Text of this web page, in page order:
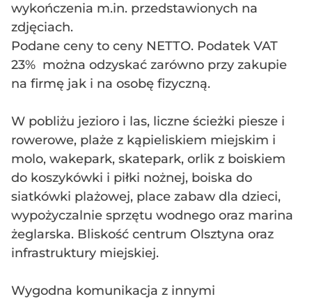
wykończenia m.in. przedstawionych na
zdjęciach.
Podane ceny to ceny NETTO. Podatek VAT
23% można odzyskać zarówno przy zakupie
na firmę jak i na osobę fizyczną.
W pobliżu jezioro i las, liczne ścieżki piesze i
rowerowe, plaże z kąpieliskiem miejskim i
molo, wakepark, skatepark, orlik z boiskiem
do koszykówki i piłki nożnej, boiska do
siatkówki plażowej, place zabaw dla dzieci,
wypożyczalnie sprzętu wodnego oraz marina
żeglarska. Bliskość centrum Olsztyna oraz
infrastruktury miejskiej.
Wygodna komunikacja z innymi